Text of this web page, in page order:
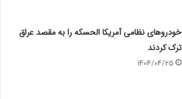
خودروهای نظامی آمریکا الحسکه را به مقصد عراق
ترک کردند
1404/04/25